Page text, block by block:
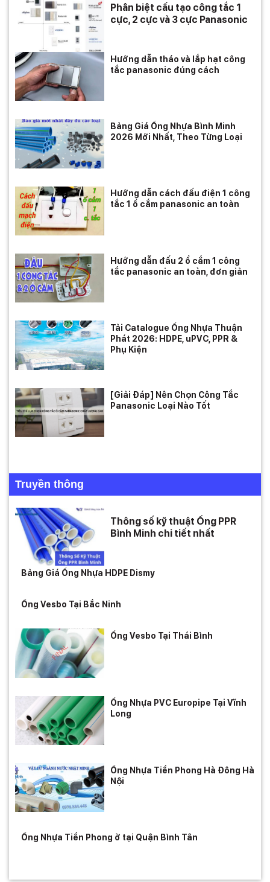
Phân biệt cấu tạo công tắc 1
cực, 2 cực và 3 cực Panasonic
Hướng dẫn tháo và lắp hạt công
tắc panasonic đúng cách
Bảng Giá Ống Nhựa Bình Minh
2026 Mới Nhất, Theo Từng Loại
Hướng dẫn cách đấu điện 1 công
tắc 1 ổ cắm panasonic an toàn
Hướng dẫn đấu 2 ổ cắm 1 công
tắc panasonic an toàn, đơn giản
Tải Catalogue Ống Nhựa Thuận
Phát 2026: HDPE, uPVC, PPR &
Phụ Kiện
[Giải Đáp] Nên Chọn Công Tắc
Panasonic Loại Nào Tốt
Truyền thông
Thông số kỹ thuật Ống PPR
Bình Minh chi tiết nhất
Bảng Giá Ống Nhựa HDPE Dismy
Ống Vesbo Tại Bắc Ninh
Ống Vesbo Tại Thái Bình
Ống Nhựa PVC Europipe Tại Vĩnh
Long
Ống Nhựa Tiền Phong Hà Đông Hà
Nội
Ống Nhựa Tiền Phong ở tại Quận Bình Tân